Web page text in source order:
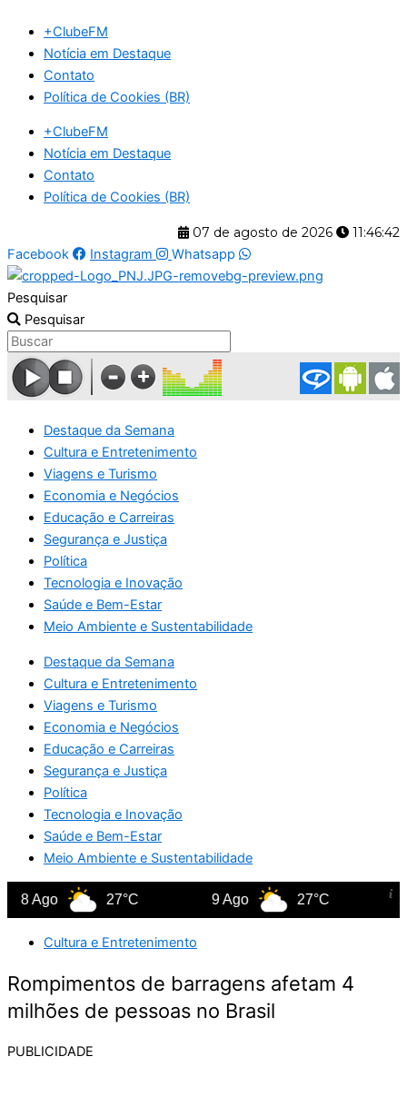
para
conteúdo
+ClubeFM
Notícia em Destaque
Contato
Política de Cookies (BR)
+ClubeFM
Notícia em Destaque
Contato
Política de Cookies (BR)
07 de agosto de 2026
11:46:43
Facebook
Instagram Whatsapp
Pesquisar
Pesquisar
Destaque da Semana
Cultura e Entretenimento
Viagens e Turismo
Economia e Negócios
Educação e Carreiras
Segurança e Justiça
Política
Tecnologia e Inovação
Saúde e Bem-Estar
Meio Ambiente e Sustentabilidade
Destaque da Semana
Cultura e Entretenimento
Viagens e Turismo
Economia e Negócios
Educação e Carreiras
Segurança e Justiça
Política
Tecnologia e Inovação
Saúde e Bem-Estar
Meio Ambiente e Sustentabilidade
27°C 27°C
Cultura e Entretenimento
Rompimentos de barragens afetam 4
milhões de pessoas no Brasil
PUBLICIDADE